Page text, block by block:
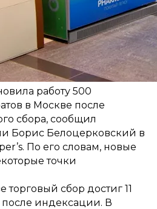
работу 500
в Москве после
сбора, сообщил
Борис Белоцерковский в
По его словам, новые
точки
торговый сбор достиг 11
после индексации. В